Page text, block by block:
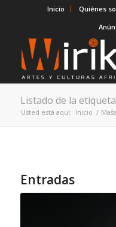
Inicio Quiénes
Listado de la
Usted está aquí: Inicio /
Entradas